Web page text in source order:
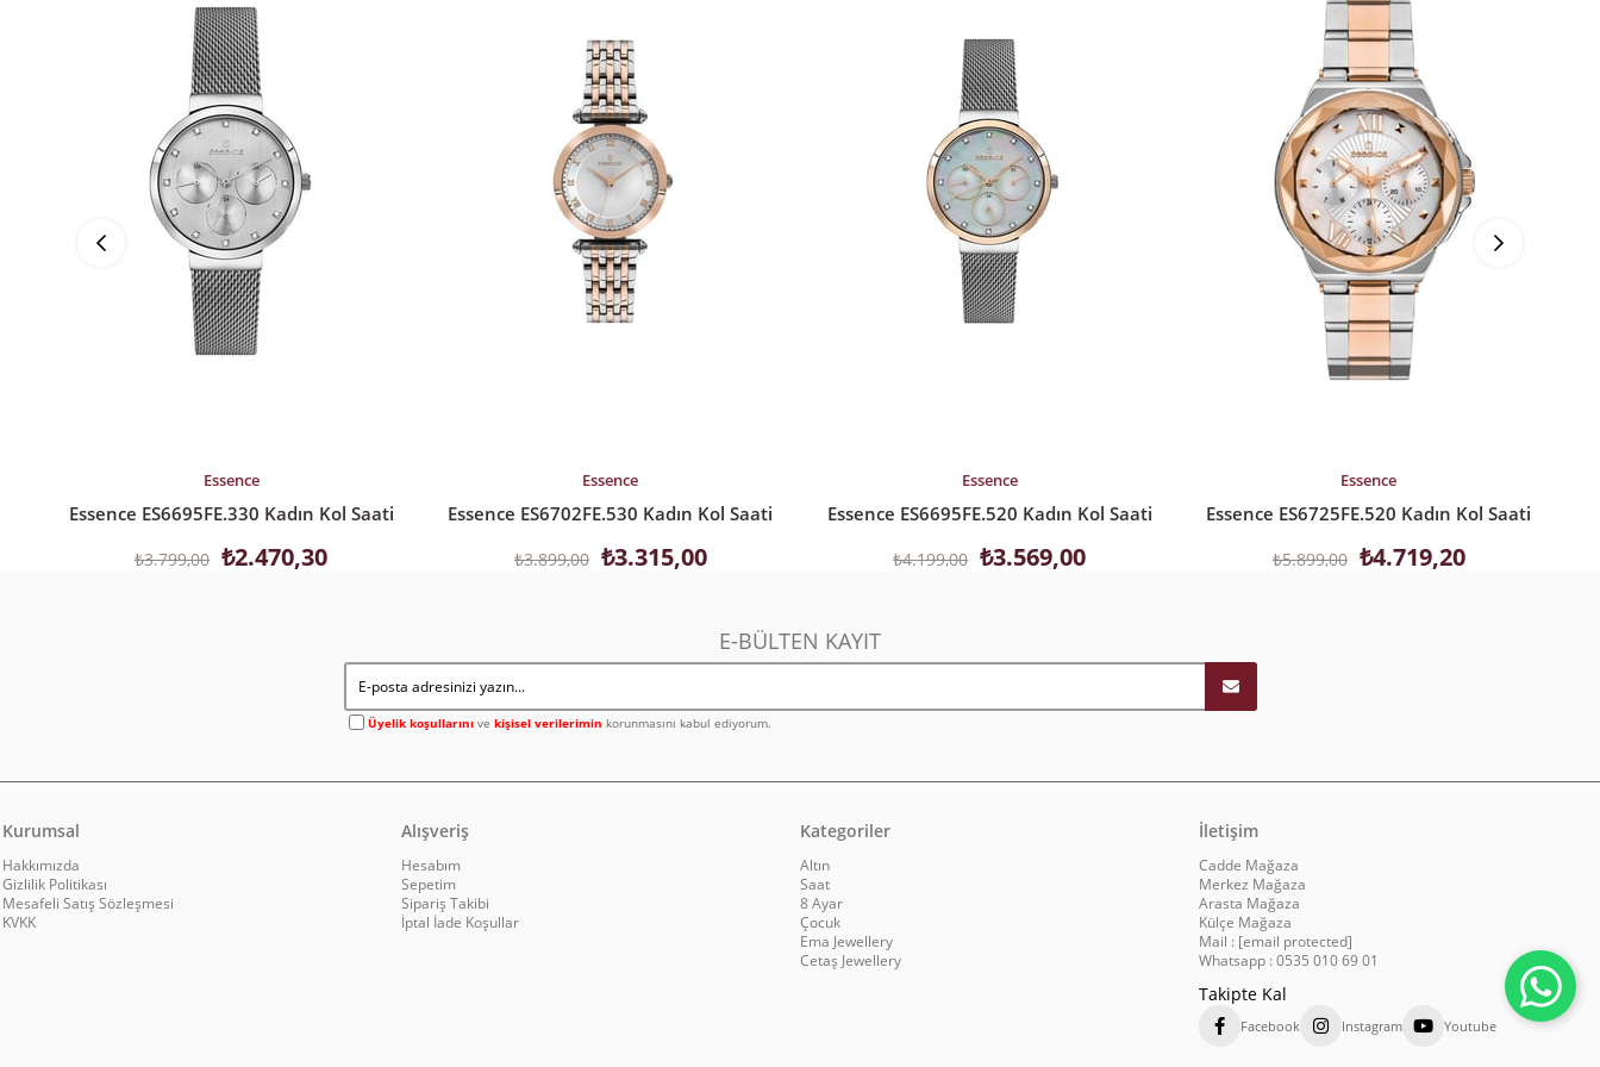
Essence
Essence ES6695FE.330 Kadın Kol Saati
₺2.470,30
₺3.799,00
Essence
Essence ES6702FE.530 Kadın Kol Saati
₺3.315,00
₺3.899,00
Essence
Essence ES6695FE.520 Kadın Kol Saati
₺3.569,00
₺4.199,00
Essence
Essence ES6725FE.520 Kadın Kol Saati
₺4.719,20
₺5.899,00
E-BÜLTEN KAYIT
Üyelik koşullarınıve kişisel verilerimin korunmasını kabul ediyorum.
Kurumsal
Hakkımızda
Gizlilik Politikası
Mesafeli Satış Sözleşmesi
KVKK
Alışveriş
Hesabım
Sepetim
Sipariş Takibi
İptal İade Koşullar
Kategoriler
Altın
Saat
8 Ayar
Çocuk
Ema Jewellery
Cetaş Jewellery
İletişim
Cadde Mağaza
Merkez Mağaza
Arasta Mağaza
Külçe Mağaza
Mail : [email protected]
Whatsapp : 0535 010 69 01
Takipte Kal
Facebook Instagram Youtube